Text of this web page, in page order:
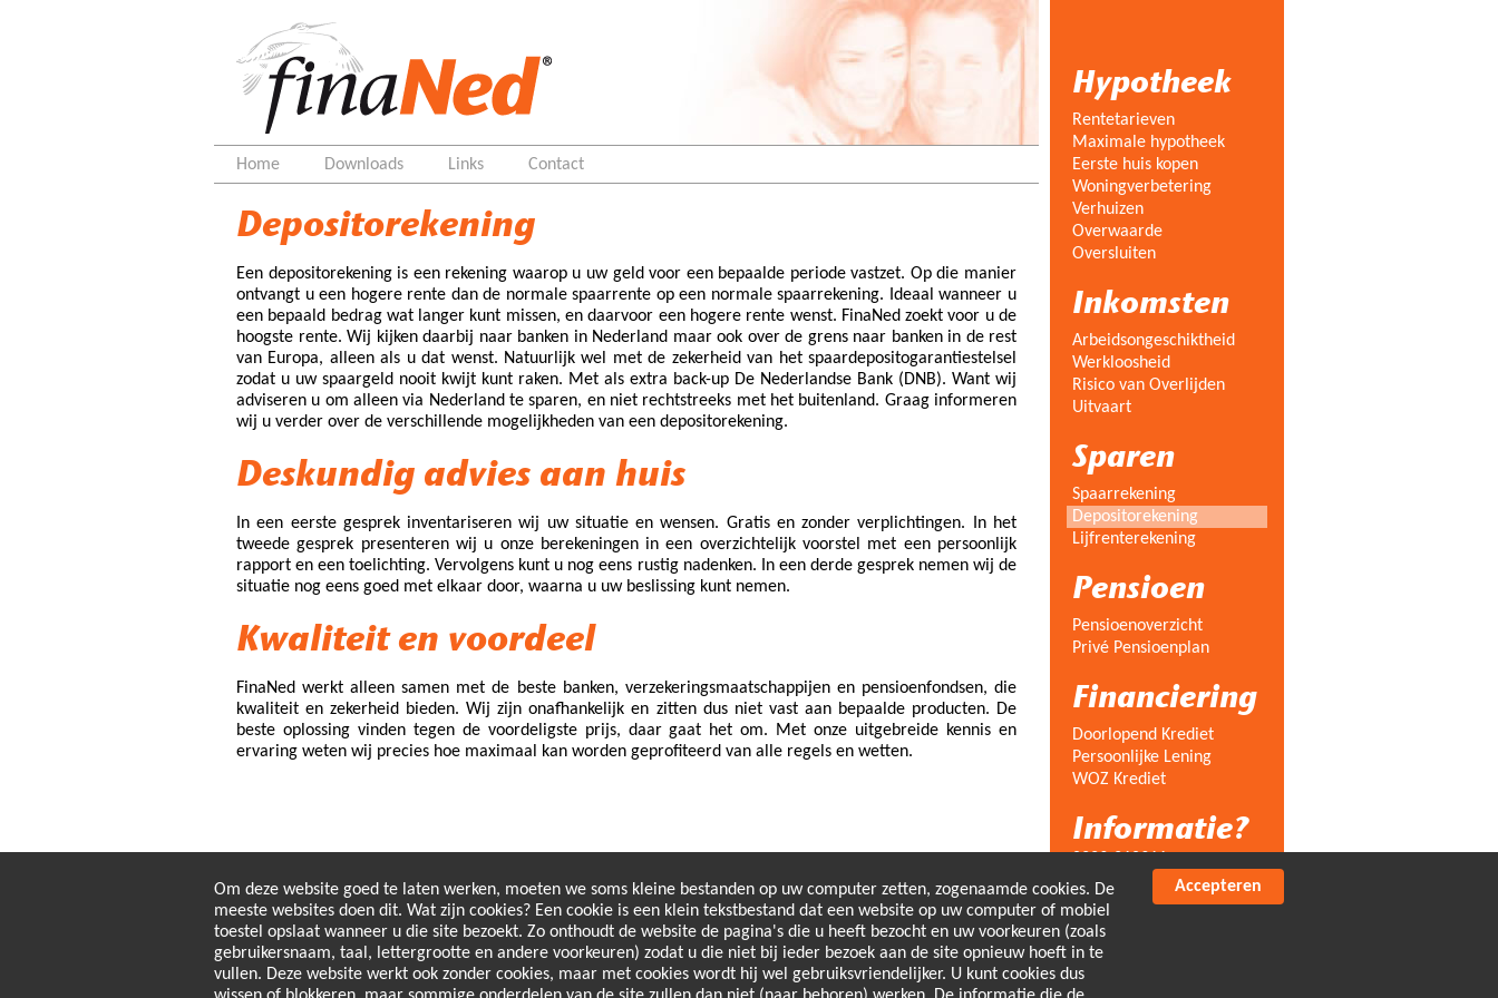
Home Downloads Links Contact
Depositorekening
Een depositorekening is een rekening waarop u uw geld voor een bepaalde periode vastzet. Op die manier
ontvangt u een hogere rente dan de normale spaarrente op een normale spaarrekening. Ideaal wanneer u
een bepaald bedrag wat langer kunt missen, en daarvoor een hogere rente wenst. FinaNed zoekt voor u de
hoogste rente. Wij kijken daarbij naar banken in Nederland maar ook over de grens naar banken in de rest
van Europa, alleen als u dat wenst. Natuurlijk wel met de zekerheid van het spaardepositogarantiestelsel
zodat u uw spaargeld nooit kwijt kunt raken. Met als extra back-up De Nederlandse Bank (DNB). Want wij
adviseren u om alleen via Nederland te sparen, en niet rechtstreeks met het buitenland. Graag informeren
wij u verder over de verschillende mogelijkheden van een depositorekening.
Deskundig advies aan huis
In een eerste gesprek inventariseren wij uw situatie en wensen. Gratis en zonder verplichtingen. In het
tweede gesprek presenteren wij u onze berekeningen in een overzichtelijk voorstel met een persoonlijk
rapport en een toelichting. Vervolgens kunt u nog eens rustig nadenken. In een derde gesprek nemen wij de
situatie nog eens goed met elkaar door, waarna u uw beslissing kunt nemen.
Kwaliteit en voordeel
FinaNed werkt alleen samen met de beste banken, verzekeringsmaatschappijen en pensioenfondsen, die
kwaliteit en zekerheid bieden. Wij zijn onafhankelijk en zitten dus niet vast aan bepaalde producten. De
beste oplossing vinden tegen de voordeligste prijs, daar gaat het om. Met onze uitgebreide kennis en
ervaring weten wij precies hoe maximaal kan worden geprofiteerd van alle regels en wetten.
Hypotheek
Rentetarieven
Maximale hypotheek
Eerste huis kopen
Woningverbetering
Verhuizen
Overwaarde
Oversluiten
Inkomsten
Arbeidsongeschiktheid
Werkloosheid
Risico van Overlijden
Uitvaart
Sparen
Spaarrekening
Depositorekening
Lijfrenterekening
Pensioen
Pensioenoverzicht
Privé Pensioenplan
Financiering
Doorlopend Krediet
Persoonlijke Lening
WOZ Krediet
Informatie?
info@finaned.nl
Noorderstraat 24
1621 HV HOORN
financieel adviseur,
Om deze website goed te laten werken, moeten we soms kleine bestanden op uw computer zetten, zogenaamde cookies. De
meeste websites doen dit. Wat zijn cookies? Een cookie is een klein tekstbestand dat een website op uw computer of mobiel
toestel opslaat wanneer u die site bezoekt. Zo onthoudt de website de pagina's die u heeft bezocht en uw voorkeuren (zoals
gebruikersnaam, taal, lettergrootte en andere voorkeuren) zodat u die niet bij ieder bezoek aan de site opnieuw hoeft in te
vullen. Deze website werkt ook zonder cookies, maar met cookies wordt hij wel gebruiksvriendelijker. U kunt cookies dus
Accepteren